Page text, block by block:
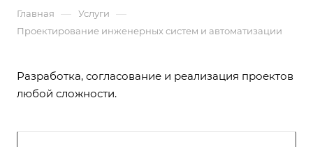
Главная — Услуги —
Проектирование инженерных систем и автоматизации
Разработка, согласование и реализация проектов
любой сложности.